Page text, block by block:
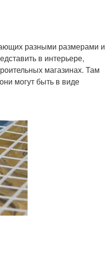
разными размерами и
в интерьере,
магазинах. Там
могут быть в виде